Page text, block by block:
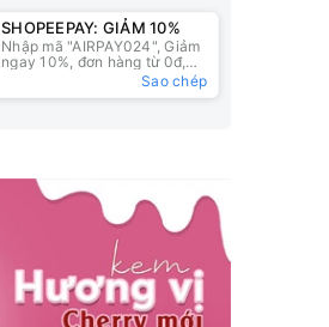
SHOPEEPAY: GIẢM 10%
Nhập mã "AIRPAY024", Giảm
ngay 10%, đơn hàng từ 0đ,
nhập mã tại ví ShopeePay
Sao chép